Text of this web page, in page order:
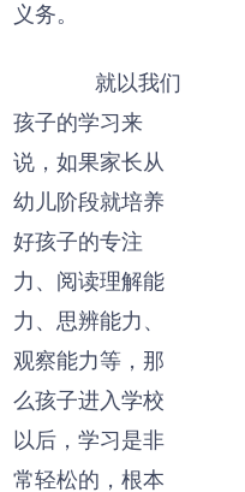
义务。
就以我们
孩子的学习来
说，如果家长从
幼儿阶段就培养
好孩子的专注
力、阅读理解能
力、思辨能力、
观察能力等，那
么孩子进入学校
以后，学习是非
常轻松的，根本